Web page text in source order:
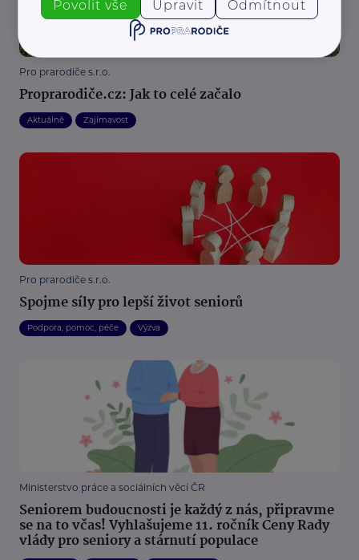
Pro prarodiče s.r.o.
Proprarodiče.cz: Jak to celé začalo
Aktuálně Zajímavost
Pro prarodiče s.r.o.
Spojme síly pro lepší život seniorů
Podpora, pomoc, péče Výzva
Ministerstvo práce a sociálních věcí ČR
Seniorem budoucnosti je každý z nás, připravme
se na to včas! Vyhlašujeme 11. ročník Ceny Rady
vlády pro seniory a stárnutí populace
Povolit vše Upravit Odmítnout